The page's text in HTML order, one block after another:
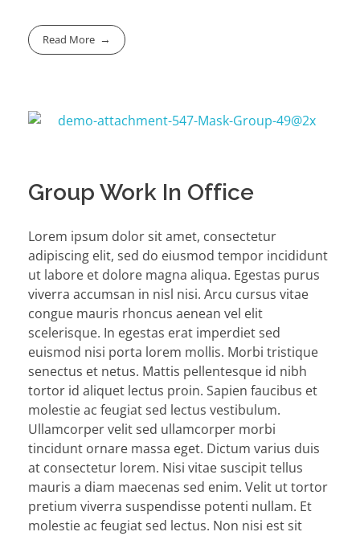
Read More
Group Work In Office
Lorem ipsum dolor sit amet, consectetur
adipiscing elit, sed do eiusmod tempor incididunt
ut labore et dolore magna aliqua. Egestas purus
viverra accumsan in nisl nisi. Arcu cursus vitae
congue mauris rhoncus aenean vel elit
scelerisque. In egestas erat imperdiet sed
euismod nisi porta lorem mollis. Morbi tristique
senectus et netus. Mattis pellentesque id nibh
tortor id aliquet lectus proin. Sapien faucibus et
molestie ac feugiat sed lectus vestibulum.
Ullamcorper velit sed ullamcorper morbi
tincidunt ornare massa eget. Dictum varius duis
at consectetur lorem. Nisi vitae suscipit tellus
mauris a diam maecenas sed enim. Velit ut tortor
pretium viverra suspendisse potenti nullam. Et
molestie ac feugiat sed lectus. Non nisi est sit